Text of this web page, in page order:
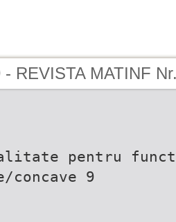
- REVISTA MATINF
pentru
concave 9